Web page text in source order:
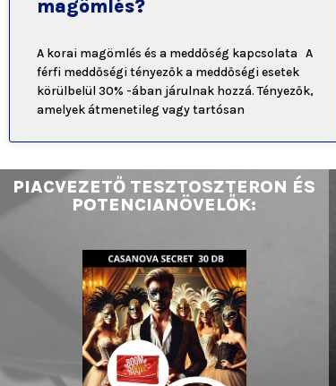
magömlés?
A korai magömlés és a meddőség kapcsolata A
férfi meddőségi tényezők a meddőségi esetek
körülbelül 30% -ában járulnak hozzá. Tényezők,
amelyek átmenetileg vagy tartósan
PIACVEZETŐ TESZTOSZTERON ÉS
POTENCIANÖVELŐK: